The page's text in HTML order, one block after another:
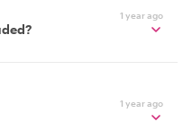
1 year ago
1 year ago